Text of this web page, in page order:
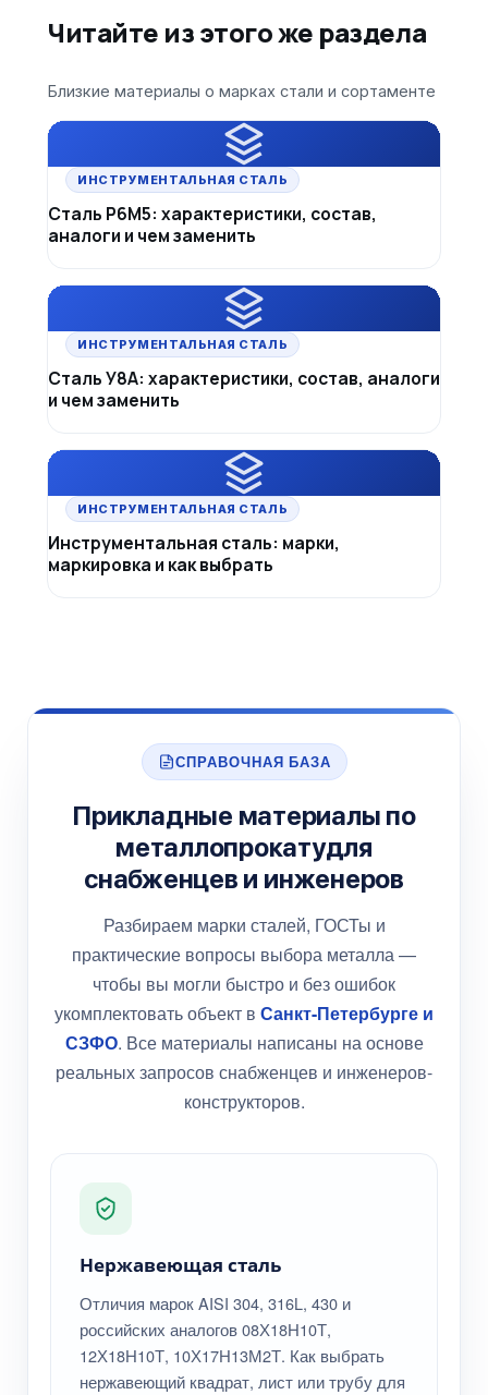
Читайте из этого же раздела
Близкие материалы о марках стали и сортаменте
ИНСТРУМЕНТАЛЬНАЯ СТАЛЬ
Сталь Р6М5: характеристики, состав,
аналоги и чем заменить
ИНСТРУМЕНТАЛЬНАЯ СТАЛЬ
Сталь У8А: характеристики, состав, аналоги
и чем заменить
ИНСТРУМЕНТАЛЬНАЯ СТАЛЬ
Инструментальная сталь: марки,
маркировка и как выбрать
СПРАВОЧНАЯ БАЗА
Прикладные материалы по
металлопрокатудля
снабженцев и инженеров
Разбираем марки сталей, ГОСТы и
практические вопросы выбора металла —
чтобы вы могли быстро и без ошибок
укомплектовать объект в Санкт-Петербурге и
СЗФО. Все материалы написаны на основе
реальных запросов снабженцев и инженеров-
конструкторов.
Нержавеющая сталь
Отличия марок AISI 304, 316L, 430 и
российских аналогов 08Х18Н10Т,
12Х18Н10Т, 10Х17Н13М2Т. Как выбрать
нержавеющий квадрат, лист или трубу для